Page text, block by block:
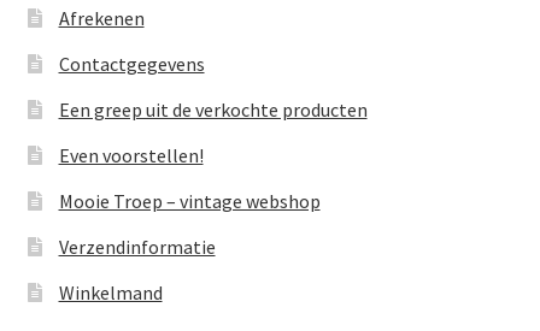
Afrekenen
Contactgegevens
Een greep uit de verkochte producten
Even voorstellen!
Mooie Troep – vintage webshop
Verzendinformatie
Winkelmand